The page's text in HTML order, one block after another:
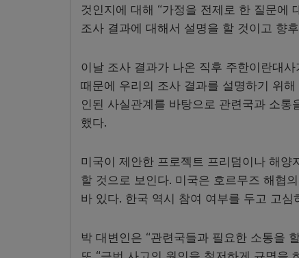
것인지에 대해 “가정을 전제로 한 질문에
조사 결과에 대해서 설명을 할 것이고 향
이날 조사 결과가 나온 직후 주한이란대
때문에 우리의 조사 결과를 설명하기 위
인된 사실관계를 바탕으로 관련국과 소
했다.
미국이 제안한 프로젝트 프리덤이나 해양
할 것으로 보인다. 미국은 호르무즈 해협
바 있다. 한국 역시 참여 여부를 두고 고심
박 대변인은 “관련국들과 필요한 소통을